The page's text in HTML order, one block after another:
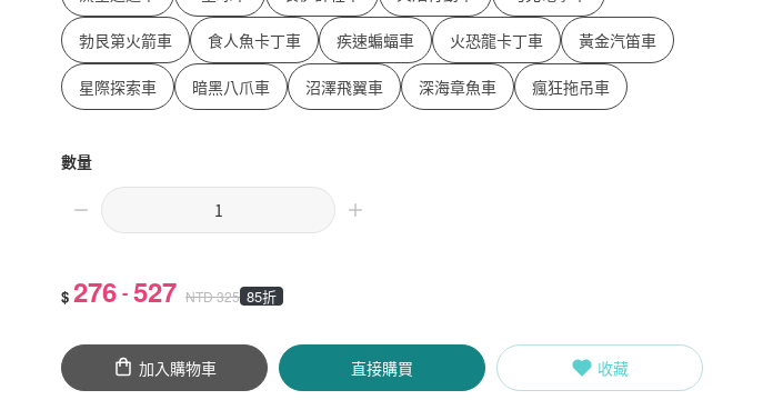
勃艮第火箭車 食人魚卡丁車 疾速蝙蝠車 火恐龍卡丁車 黃金汽笛車
星際探索車 暗黑八爪車 沼澤飛翼車 深海章魚車 瘋狂拖吊車
數量
$ 276 - 527 NTD325 85折
加入購物車 直接購買 收藏